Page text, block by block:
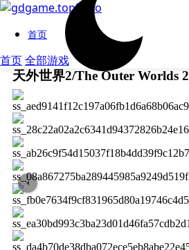
首页
首页全部游戏
天外世界2/The Outer Worlds 2